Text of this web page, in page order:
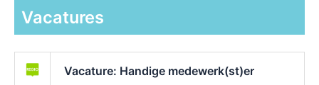
Vacatures
Vacature: Handige medewerk(st)er